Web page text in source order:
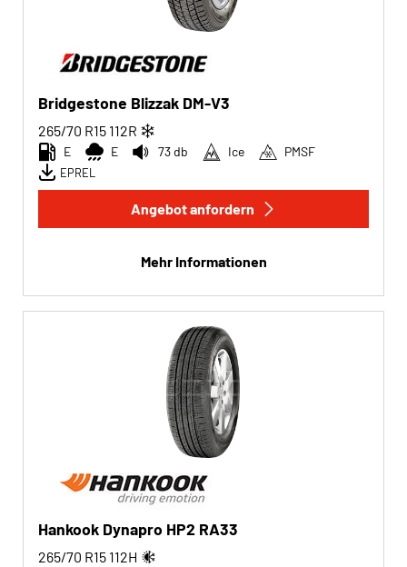
Bridgestone Blizzak DM-V3
265/70 R15 112R
E E 73 db Ice PMSF
EPREL
Angebot anfordern
Mehr Informationen
Hankook Dynapro HP2 RA33
265/70 R15 112H